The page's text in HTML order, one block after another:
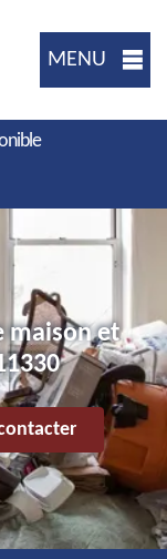
MENU
maison et